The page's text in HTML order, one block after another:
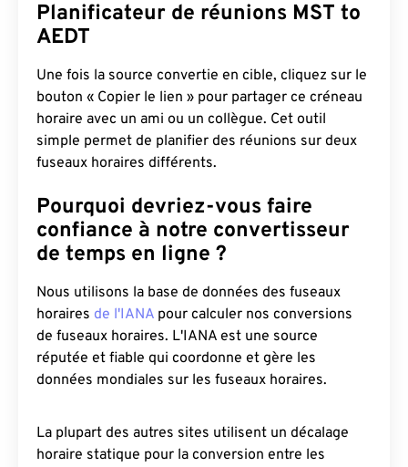
Planificateur de réunions MST to
AEDT
Une fois la source convertie en cible, cliquez sur le
bouton « Copier le lien » pour partager ce créneau
horaire avec un ami ou un collègue. Cet outil
simple permet de planifier des réunions sur deux
fuseaux horaires différents.
Pourquoi devriez-vous faire
confiance à notre convertisseur
de temps en ligne ?
Nous utilisons la base de données des fuseaux
horaires de l'IANA pour calculer nos conversions
de fuseaux horaires. L'IANA est une source
réputée et fiable qui coordonne et gère les
données mondiales sur les fuseaux horaires.
La plupart des autres sites utilisent un décalage
horaire statique pour la conversion entre les